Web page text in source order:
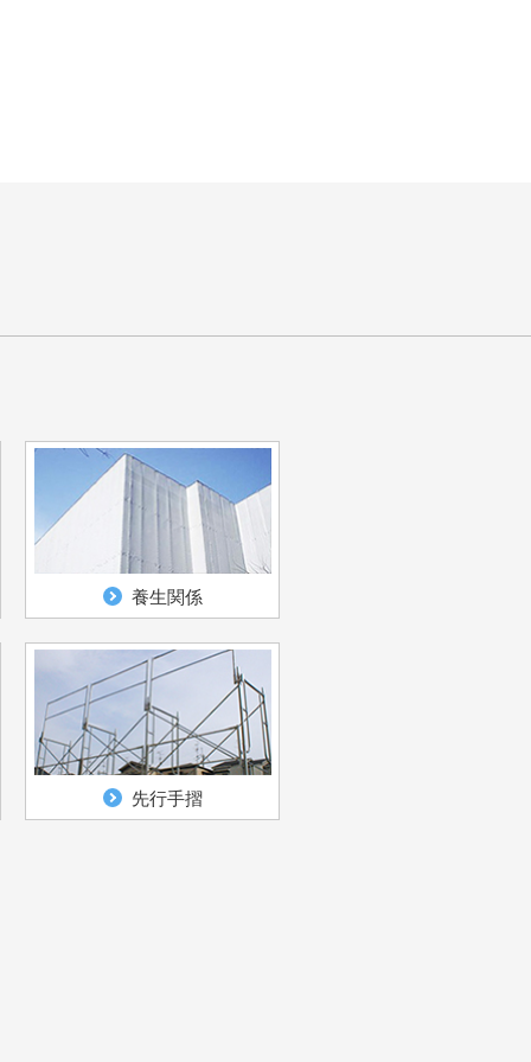
養生関係
先行手摺